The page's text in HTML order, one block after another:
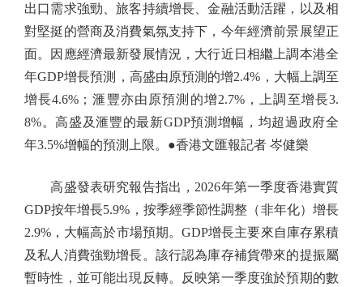
出口需求強勁、旅客持續增長、金融活動活躍，以及相
對堅挺的營商及消費氣氛支持下，今年經濟前景展望正
面。因應經濟最新發展情況，大行近日相繼上調本港全
年GDP增長預測，高盛由原預測的增2.4%，大幅上調至
增長4.6%；滙豐亦由原預測的增2.7%，上調至增長3.
8%。高盛及滙豐的最新GDP預測增幅，均超過政府全
年3.5%增幅的預測上限。●香港文匯報記者 岑健樂
高盛發表研究報告指出，2026年第一季度香港實質
GDP按年增長5.9%，按季經季節性調整（非年化）增長
2.9%，大幅高於市場預期。GDP增長主要來自庫存累積
及私人消費強勁增長。該行認為庫存補貨帶來的提振屬
暫時性，並可能出現反轉。反映第一季度強於預期的數